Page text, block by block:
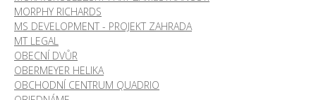
MORPHY RICHARDS
MS DEVELOPMENT - PROJEKT ZAHRADA
MT LEGAL
OBECNÍ DVŮR
OBERMEYER HELIKA
OBCHODNÍ CENTRUM QUADRIO